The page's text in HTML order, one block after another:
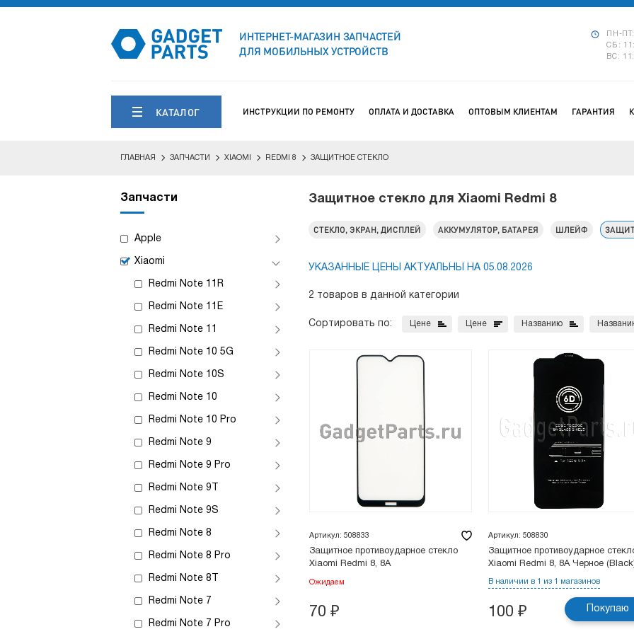
ИНТЕРНЕТ-МАГАЗИН ЗАПЧАСТЕЙ
ДЛЯ МОБИЛЬНЫХ УСТРОЙСТВ
ПН-
СБ:
ВС:
КАТАЛОГ ИНСТРУКЦИИ ПО РЕМОНТУ ОПЛАТА И ДОСТАВКА ОПТОВЫМ КЛИЕНТАМ ГАРАНТИЯ
ГЛАВНАЯ ЗАПЧАСТИ XIAOMI REDMI 8 ЗАЩИТНОЕ СТЕКЛО
Запчасти
Apple
Xiaomi
Redmi Note 11R
Redmi Note 11E
Redmi Note 11
Redmi Note 10 5G
Redmi Note 10S
Redmi Note 10
Redmi Note 10 Pro
Redmi Note 9
Redmi Note 9 Pro
Redmi Note 9T
Redmi Note 9S
Redmi Note 8
Redmi Note 8 Pro
Redmi Note 8T
Redmi Note 7
Redmi Note 7 Pro
Защитное стекло для Xiaomi Redmi 8
СТЕКЛО, ЭКРАН, ДИСПЛЕЙ АККУМУЛЯТОР, БАТАРЕЯ ШЛЕЙФ
УКАЗАННЫЕ ЦЕНЫ АКТУАЛЬНЫ НА 05.08.2026
2 товаров в данной категории
Сортировать по: Цене Цене Названию
Артикул: 508833
Защитное противоударное стекло
Xiaomi Redmi 8, 8A
Ожидаем
70 ₽
Артикул: 508830
Защитное противоударное
Xiaomi Redmi 8, 8A Черное
В наличии в 1 из 1 магазинов
100 ₽ Покупаю